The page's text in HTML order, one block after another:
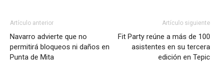
Artículo anterior
Navarro advierte que no
permitirá bloqueos ni daños en
Punta de Mita
Artículo siguiente
Fit Party reúne a más de 100
asistentes en su tercera
edición en Tepic